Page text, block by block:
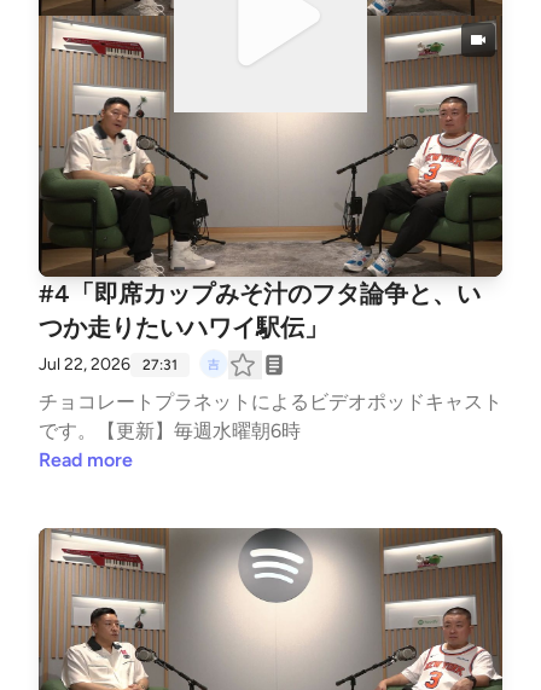
#4「即席カップみそ汁のフタ論争と、い
つか走りたいハワイ駅伝」
Jul 22, 2026 27:31
チョコレートプラネットによるビデオポッドキャスト
です。【更新】毎週水曜朝6時
Read more